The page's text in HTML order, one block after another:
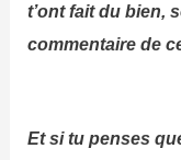
t’ont fait du bien,
commentaire de
Et si tu penses